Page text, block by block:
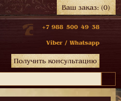
Ваш заказ:(0)
+7 988 500 49 38
Viber / Whatsapp
Получить консультацию